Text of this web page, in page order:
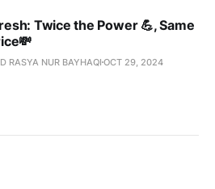
Twice the Power 💪, Same
RASYA NUR BAYHAQI OCT 29, 2024